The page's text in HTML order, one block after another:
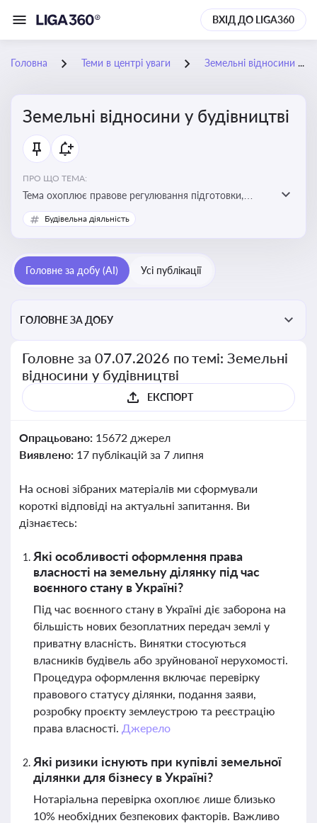
ВХІД ДО LIGA360
Головна Теми в центрі уваги Земельні відносини у будівництві
Земельні відносини у будівництві
ПРО ЩО ТЕМА:
Тема охоплює правове регулювання підготовки,
здійснення та введення в експлуатацію об’єктів
будівництва
Будівельна діяльність
Головне за добу (AI) Усі публікації
ГОЛОВНЕ ЗА ДОБУ
Головне за 07.07.2026 по темі: Земельні
відносини у будівництві
ЕКСПОРТ
Опрацьовано: 15672 джерел
Виявлено: 17 публікацій за 7 липня
На основі зібраних матеріалів ми сформували
короткі відповіді на актуальні запитання. Ви
дізнаєтесь:
Які особливості оформлення права
власності на земельну ділянку під час
воєнного стану в Україні?
Під час воєнного стану в Україні діє заборона на
більшість нових безоплатних передач землі у
приватну власність. Винятки стосуються
власників будівель або зруйнованої нерухомості.
Процедура оформлення включає перевірку
правового статусу ділянки, подання заяви,
розробку проєкту землеустрою та реєстрацію
права власності. Джерело
Які ризики існують при купівлі земельної
ділянки для бізнесу в Україні?
Нотаріальна перевірка охоплює лише близько
10% необхідних безпекових факторів. Важливо